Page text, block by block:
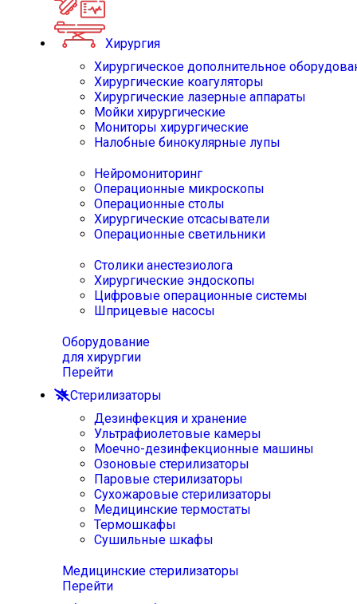
Хирургия
Хирургическое дополнительное
Хирургические коагуляторы
Хирургические лазерные аппараты
Мойки хирургические
Мониторы хирургические
Налобные бинокулярные лупы
Нейромониторинг
Операционные микроскопы
Операционные столы
Хирургические отсасыватели
Операционные светильники
Столики анестезиолога
Хирургические эндоскопы
Цифровые операционные системы
Шприцевые насосы
Оборудование
для хирургии
Перейти
Стерилизаторы
Дезинфекция и хранение
Ультрафиолетовые камеры
Моечно-дезинфекционные машины
Озоновые стерилизаторы
Паровые стерилизаторы
Сухожаровые стерилизаторы
Медицинские термостаты
Термошкафы
Сушильные шкафы
Медицинские стерилизаторы
Перейти